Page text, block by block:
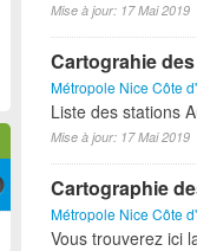
Mise à jour: 17 Mai 2019
Cartograhie
Métropole Nice Côte
Liste des stations
Mise à jour: 17 Mai 2019
Cartographie
Métropole Nice Côte
Vous trouverez ici